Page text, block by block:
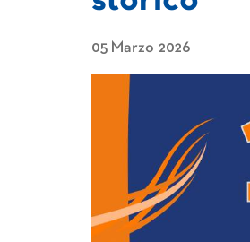
05 Marzo 2026